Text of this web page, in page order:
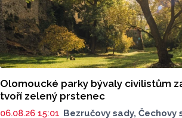
Olomoucké parky bývaly civilistům
tvoří zelený prstenec
06.08.26 15:01 Bezručovy sady, Čechovy